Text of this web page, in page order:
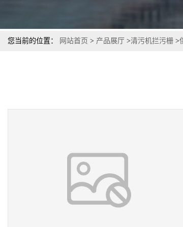
您当前的位置： 网站首页 > 产品展厅 >清污机拦污栅 >